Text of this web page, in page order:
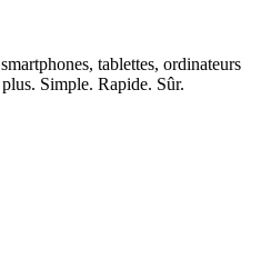
tablettes, ordinateurs
Simple. Rapide. Sûr.